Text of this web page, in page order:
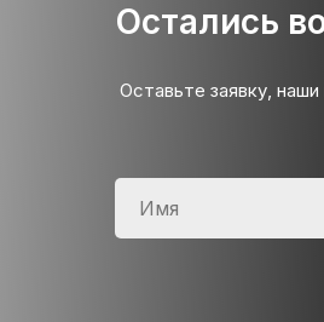
Остались
Оставьте заявку,